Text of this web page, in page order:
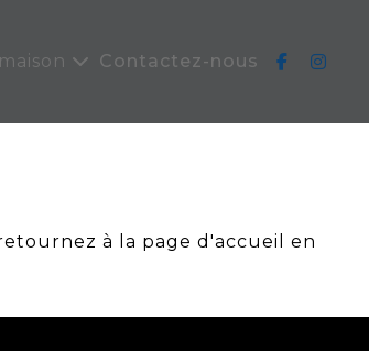
Contactez-nous
à la page d'accueil en